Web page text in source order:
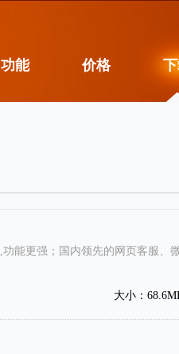
功能 价格
能更强；国内领先的网页客服、
大小：